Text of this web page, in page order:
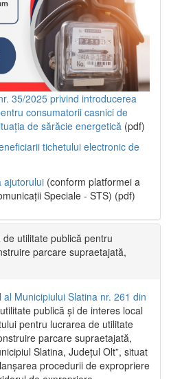
35/2025 privind introducerea
consumatorii casnici de
de sărăcie energetică (pdf)
tichetului electronic de
ajutorului (conform platformei a
Speciale - STS) (pdf)
utilitate publică pentru
parcare supraetajată,
Municipiului Slatina nr. 261 din
publică și de interes local
pentru lucrarea de utilitate
parcare supraetajată,
Slatina, Județul Olt”, situat
procedurii de expropriere